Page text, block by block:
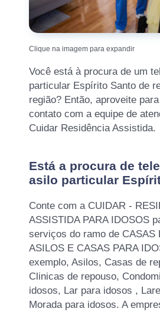
Clique na imagem para expandir
Você está à procura de um
particular Espírito Santo de
região? Então, aproveite
contato com a equipe de
Cuidar Residência Assistida.
Está a procura de
asilo particular
Conte com a CUIDAR -
ASSISTIDA PARA IDOSOS
serviços do ramo de CASAS
ASILOS E CASAS PARA
exemplo, Asilos, Casas de
Clinicas de repouso,
idosos, Lar para idosos ,
Morada para idosos. A